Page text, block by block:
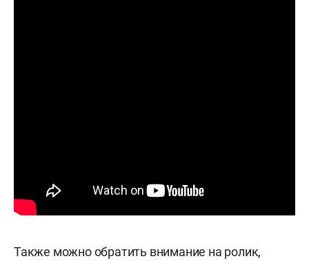
Также можно обратить внимание на ролик,